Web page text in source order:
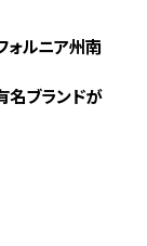
ォルニア州南
名ブランドが